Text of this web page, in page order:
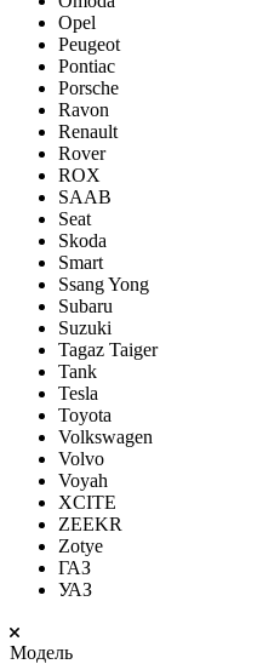
Opel
Peugeot
Pontiac
Porsсhe
Ravon
Renault
Rover
ROX
SAAB
Seat
Skoda
Smart
Ssang Yong
Subaru
Suzuki
Tagaz Taiger
Tank
Tesla
Toyota
Volkswagen
Volvo
Voyah
XCITE
ZEEKR
Zotye
ГАЗ
УАЗ
Модель